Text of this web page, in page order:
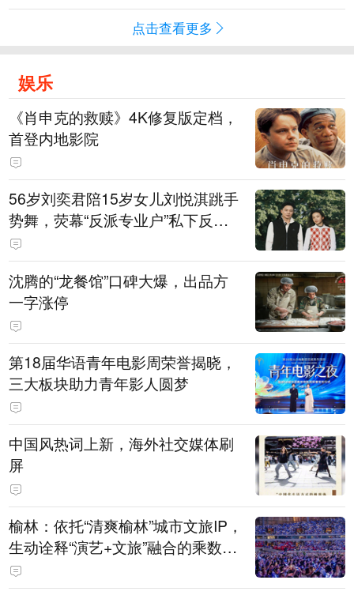
点击查看更多
娱乐
《肖申克的救赎》4K修复版定档，
首登内地影院
56岁刘奕君陪15岁女儿刘悦淇跳手
势舞，荧幕“反派专业户”私下反差
明显，女儿主攻高尔夫，曾以最小
年龄出战职业赛
沈腾的“龙餐馆”口碑大爆，出品方
一字涨停
第18届华语青年电影周荣誉揭晓，
三大板块助力青年影人圆梦
中国风热词上新，海外社交媒体刷
屏
榆林：依托“清爽榆林”城市文旅IP，
生动诠释“演艺+文旅”融合的乘数效
应